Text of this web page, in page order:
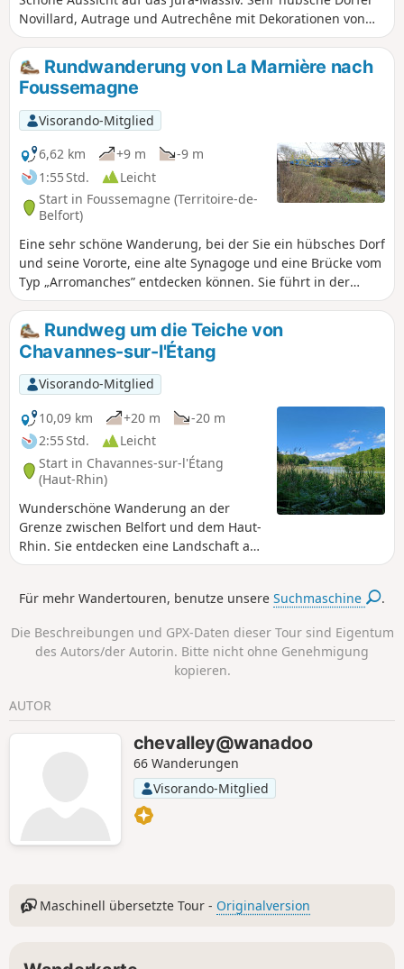
Novillard, Autrage und Autrechêne mit Dekorationen von
Künstlern. Leicht erreichbar, etwa zehn Kilometer südöstlich
von Belfort. Diese Wanderung ist markiert.
Rundwanderung von La Marnière nach
Foussemagne
Visorando-Mitglied
6,62 km
+9 m
-9 m
1:55 Std.
Leicht
Start in Foussemagne (Territoire-de-
Belfort)
Eine sehr schöne Wanderung, bei der Sie ein hübsches Dorf
und seine Vororte, eine alte Synagoge und eine Brücke vom
Typ „Arromanches” entdecken können. Sie führt in der
Nähe des Rastplatzes Porte d'Alsace mit dem
Entdeckungspfad „Les Fosses” vorbei, auf dem Sie lernen,
die Bäume unserer Region zu erkennen. Nicht zu vergessen
der Étang de la Marnière, ein ausgedehntes Feuchtgebiet
mit einer Flora und Fauna, die es zu entdecken gilt. Die
Wanderung ist ausgeschildert.
Rundweg um die Teiche von
Chavannes-sur-l'Étang
Visorando-Mitglied
10,09 km
+20 m
-20 m
2:55 Std.
Leicht
Start in Chavannes-sur-l'Étang
(Haut-Rhin)
Wunderschöne Wanderung an der
Grenze zwischen Belfort und dem Haut-
Rhin. Sie entdecken eine Landschaft aus
Feldern und Wäldern mit herrlichen
Lehrpfad mit Tafeln über die Bäume
Für mehr Wandertouren, benutze unsereSuchmaschine .
Die Beschreibungen und GPX-Daten dieser Tour sind Eigentum
des Autors/der Autorin. Bitte nicht ohne Genehmigung
kopieren.
AUTOR
chevalley@wanadoo
66 Wanderungen
Visorando-Mitglied
Maschinell übersetzte Tour - Originalversion